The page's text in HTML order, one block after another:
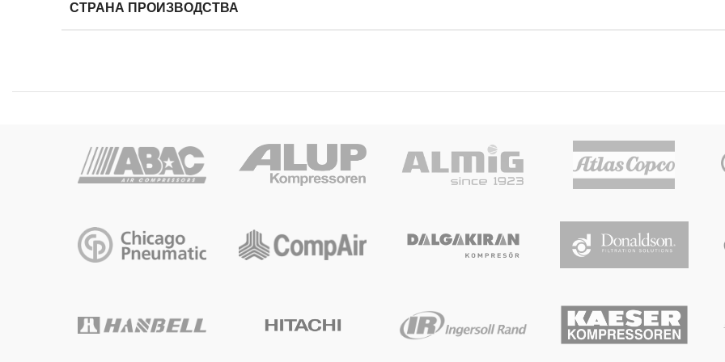
СТРАНА ПРОИЗВОДСТВА